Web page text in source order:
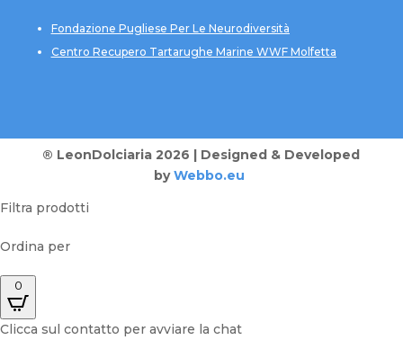
Fondazione Pugliese Per Le Neurodiversità
Centro Recupero Tartarughe Marine WWF Molfetta
® LeonDolciaria 2026 | Designed & Developed
by Webbo.eu
Filtra prodotti
Ordina per
0
Clicca sul contatto per avviare la chat